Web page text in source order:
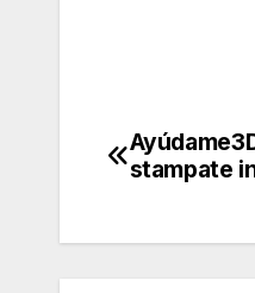
stampate